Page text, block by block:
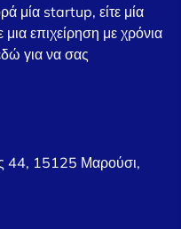
μία startup, είτε μία
επιχείρηση με χρόνια
για να σας
44, 15125 Μαρούσι,